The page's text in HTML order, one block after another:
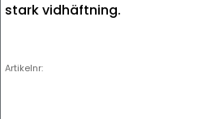
stark vidhäftning.
Artikelnr: